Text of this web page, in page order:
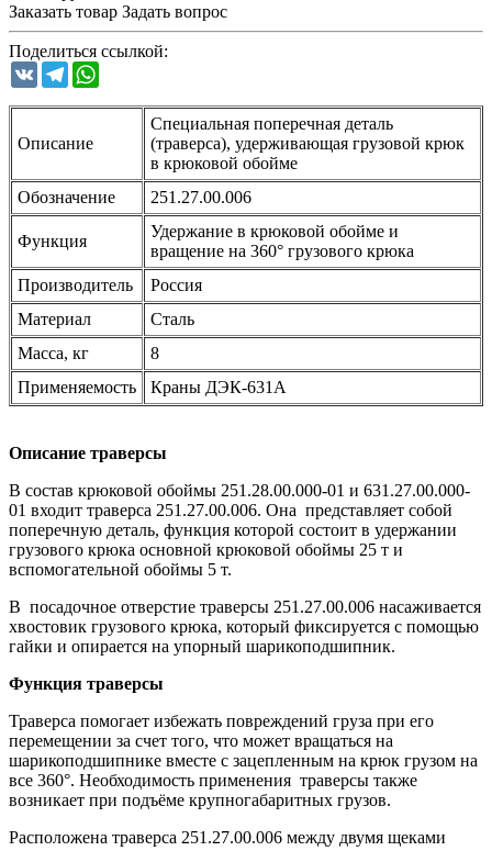
Заказать товар Задать вопрос
Поделиться ссылкой:
VK Telegram
Описание
Специальная поперечная деталь
(траверса), удерживающая грузовой крюк
в крюковой обойме
Обозначение
251.27.00.006
Функция
Удержание в крюковой обойме и
вращение на 360° грузового крюка
Производитель
Россия
Материал
Сталь
Масса, кг
8
Применяемость
Краны ДЭК-631А
Описание траверсы
В состав крюковой обоймы 251.28.00.000-01 и 631.27.00.000-
01 входит траверса 251.27.00.006. Она представляет собой
поперечную деталь, функция которой состоит в удержании
грузового крюка основной крюковой обоймы 25 т и
вспомогательной обоймы 5 т.
В посадочное отверстие траверсы 251.27.00.006 насаживается
хвостовик грузового крюка, который фиксируется с помощью
гайки и опирается на упорный шарикоподшипник.
Функция траверсы
Траверса помогает избежать повреждений груза при его
перемещении за счет того, что может вращаться на
шарикоподшипнике вместе с зацепленным на крюк грузом на
все 360°. Необходимость применения траверсы также
возникает при подъёме крупногабаритных грузов.
Расположена траверса 251.27.00.006 между двумя щеками